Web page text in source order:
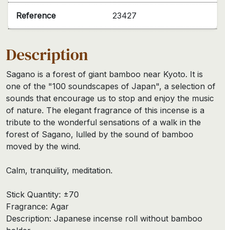
Reference 23427
Description
Sagano is a forest of giant bamboo near Kyoto. It is
one of the "100 soundscapes of Japan", a selection of
sounds that encourage us to stop and enjoy the music
of nature. The elegant fragrance of this incense is a
tribute to the wonderful sensations of a walk in the
forest of Sagano, lulled by the sound of bamboo
moved by the wind.
Calm, tranquility, meditation.
Stick Quantity: ±70
Fragrance: Agar
Description: Japanese incense roll without bamboo